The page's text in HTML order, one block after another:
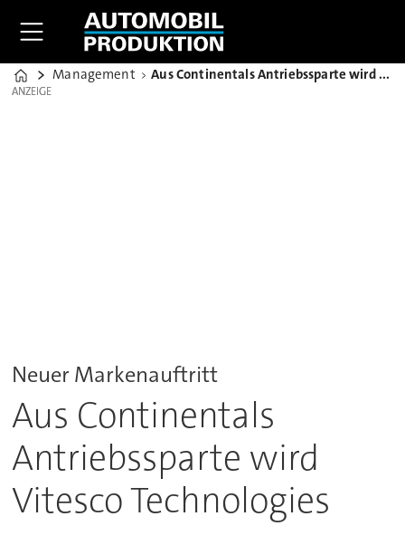
Home
Management Aus Continentals Antriebssparte wird Vitesco Technologies
ANZEIGE
ANZEIGE
Neuer Markenauftritt
Aus Continentals
Antriebssparte wird
Vitesco Technologies